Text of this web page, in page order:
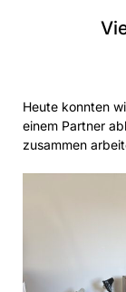
Heute konnten
einem Partner
zusammen